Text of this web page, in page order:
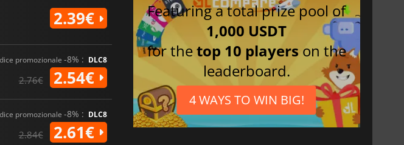
2.39€
promozionale -8% : DLC8
2.76€ 2.54€
promozionale -8% : DLC8
2.84€ 2.61€
Featuring a total prize pool of
1,000 USDT
for thetop 10 players on the
leaderboard.
4 WAYS TO WIN BIG!